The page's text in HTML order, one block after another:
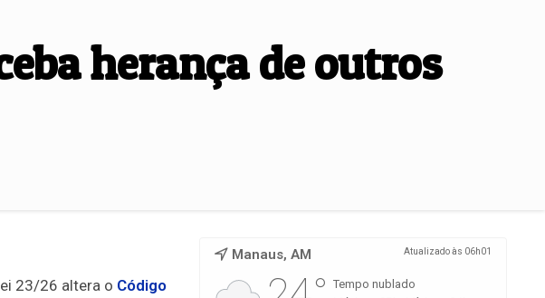
herança de outros
23/26 altera o Código
Manaus, AM Atualizado às 06h01
Tempo nublado